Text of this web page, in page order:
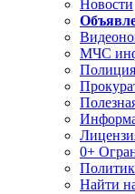
Новости
МЧС
Полиция
0+
Найти